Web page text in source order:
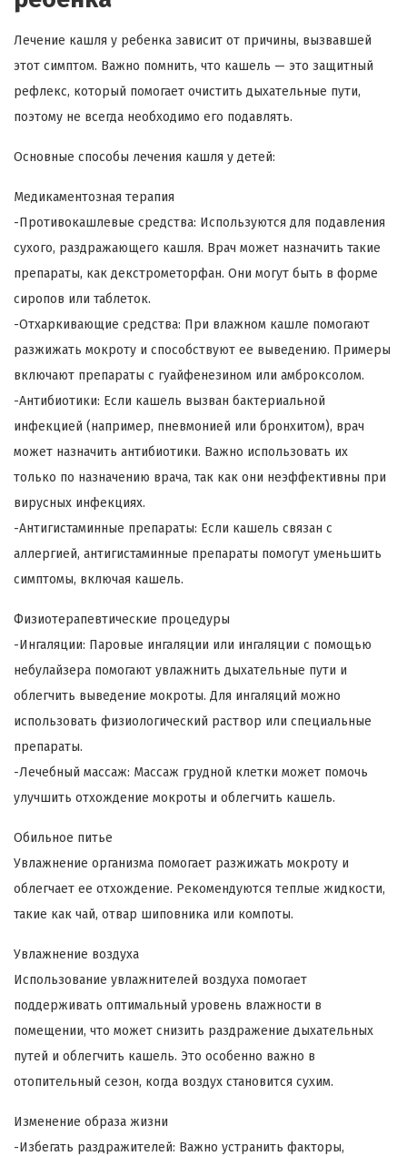
Лечение кашля у ребенка зависит от причины, вызвавшей
этот симптом. Важно помнить, что кашель — это защитный
рефлекс, который помогает очистить дыхательные пути,
поэтому не всегда необходимо его подавлять.
Основные способы лечения кашля у детей:
Медикаментозная терапия
-Противокашлевые средства: Используются для подавления
сухого, раздражающего кашля. Врач может назначить такие
препараты, как декстрометорфан. Они могут быть в форме
сиропов или таблеток.
-Отхаркивающие средства: При влажном кашле помогают
разжижать мокроту и способствуют ее выведению. Примеры
включают препараты с гуайфенезином или амброксолом.
-Антибиотики: Если кашель вызван бактериальной
инфекцией (например, пневмонией или бронхитом), врач
может назначить антибиотики. Важно использовать их
только по назначению врача, так как они неэффективны при
вирусных инфекциях.
-Антигистаминные препараты: Если кашель связан с
аллергией, антигистаминные препараты помогут уменьшить
симптомы, включая кашель.
Физиотерапевтические процедуры
-Ингаляции: Паровые ингаляции или ингаляции с помощью
небулайзера помогают увлажнить дыхательные пути и
облегчить выведение мокроты. Для ингаляций можно
использовать физиологический раствор или специальные
препараты.
-Лечебный массаж: Массаж грудной клетки может помочь
улучшить отхождение мокроты и облегчить кашель.
Обильное питье
Увлажнение организма помогает разжижать мокроту и
облегчает ее отхождение. Рекомендуются теплые жидкости,
такие как чай, отвар шиповника или компоты.
Увлажнение воздуха
Использование увлажнителей воздуха помогает
поддерживать оптимальный уровень влажности в
помещении, что может снизить раздражение дыхательных
путей и облегчить кашель. Это особенно важно в
отопительный сезон, когда воздух становится сухим.
Изменение образа жизни
-Избегать раздражителей: Важно устранить факторы,